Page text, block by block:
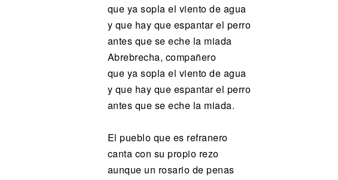
que ya sopla el viento de agua
y que hay que espantar el perro
antes que se eche la miada
Abrebrecha, compañero
que ya sopla el viento de agua
y que hay que espantar el perro
antes que se eche la miada.
El pueblo que es refranero
canta con su propio rezo
aunque un rosario de penas